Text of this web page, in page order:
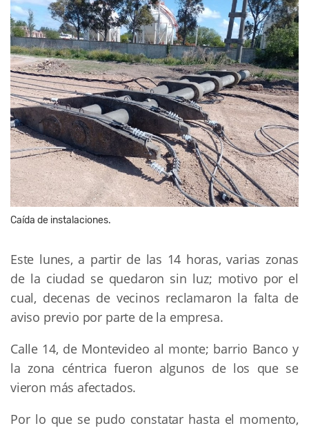
Caída de instalaciones.
Este lunes, a partir de las 14 horas, varias zonas
de la ciudad se quedaron sin luz; motivo por el
cual, decenas de vecinos reclamaron la falta de
aviso previo por parte de la empresa.
Calle 14, de Montevideo al monte; barrio Banco y
la zona céntrica fueron algunos de los que se
vieron más afectados.
Por lo que se pudo constatar hasta el momento,